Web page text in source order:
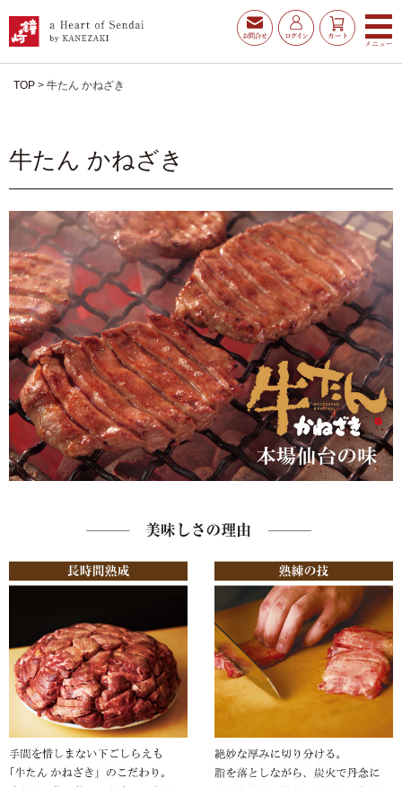
お得な夏ギフト 大漁旗特選詰合せ
福袋
お魚たんぱくわんぱくセ
ット
お誕生日祝い・長寿祝い ごはんのおとも
季節のかねささ とうも
ろこし
特選詰合せ はじめてセット
かねささ かねささ定期便
味ささ 旨揚げ
TOP 牛たん かねざき
牛たん かねざき